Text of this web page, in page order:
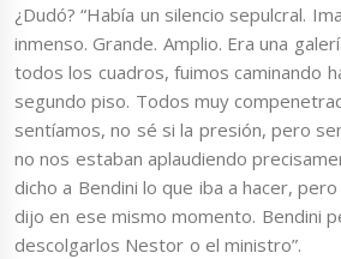
¿Dudó? “Había un silencio sepulcral.
inmenso. Grande. Amplio. Era una
todos los cuadros, fuimos caminando
segundo piso. Todos muy
sentíamos, no sé si la presión, pero
no nos estaban aplaudiendo
dicho a Bendini lo que iba a hacer,
dijo en ese mismo momento. Bendini
descolgarlos Nestor o el ministro”.